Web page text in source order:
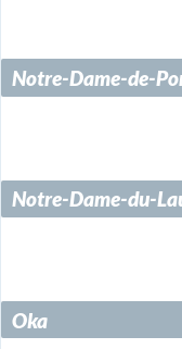
Notre-Dame-de-
Notre-Dame-du-
Oka